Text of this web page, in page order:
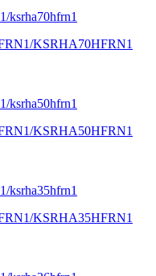
KSRHA70HFRN1
KSRHA50HFRN1
KSRHA35HFRN1